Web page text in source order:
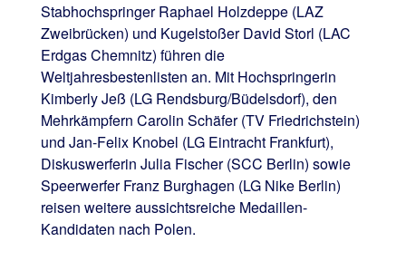
Stabhochspringer Raphael Holzdeppe (LAZ
Zweibrücken) und Kugelstoßer David Storl (LAC
Erdgas Chemnitz) führen die
Weltjahresbestenlisten an. Mit Hochspringerin
Kimberly Jeß (LG Rendsburg/Büdelsdorf), den
Mehrkämpfern Carolin Schäfer (TV Friedrichstein)
und Jan-Felix Knobel (LG Eintracht Frankfurt),
Diskuswerferin Julia Fischer (SCC Berlin) sowie
Speerwerfer Franz Burghagen (LG Nike Berlin)
reisen weitere aussichtsreiche Medaillen-
Kandidaten nach Polen.